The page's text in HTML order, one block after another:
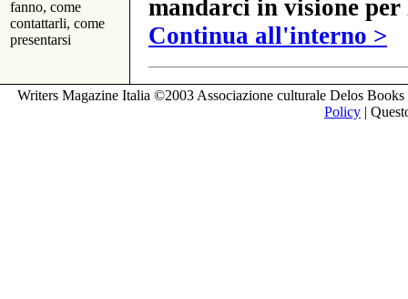
fanno, come
contattarli, come
presentarsi
mandarci in visione
Continua all'interno >
Writers Magazine Italia ©2003 Associazione culturale Delos
Policy |